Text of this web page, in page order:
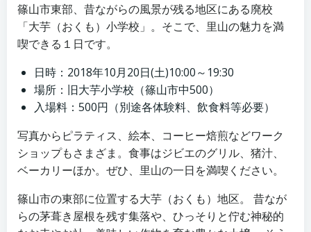
篠山市東部、昔ながらの風景が残る地区にある廃校
「大芋（おくも）小学校」。そこで、里山の魅力を満
喫できる１日です。
日時：2018年10月20日(土)10:00～19:30
場所：旧大芋小学校（篠山市中500）
入場料：500円（別途各体験料、飲食料等必要）
写真からピラティス、絵本、コーヒー焙煎などワーク
ショップもさまざま。食事はジビエのグリル、猪汁、
ベーカリーほか。ぜひ、里山の一日を満喫ください。
篠山市の東部に位置する大芋（おくも）地区。 昔なが
らの茅葺き屋根を残す集落や、ひっそりと佇む神秘的